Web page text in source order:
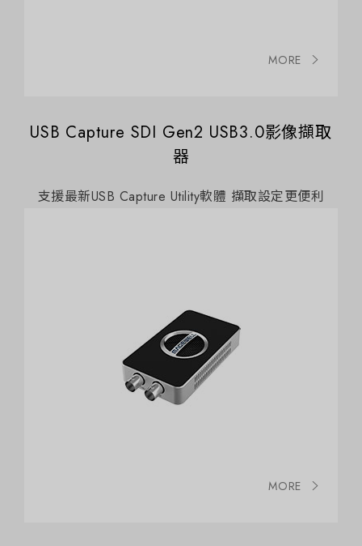
MORE
USB Capture SDI Gen2 USB3.0影像擷取
器
支援最新USB Capture Utility軟體 擷取設定更便利
MORE